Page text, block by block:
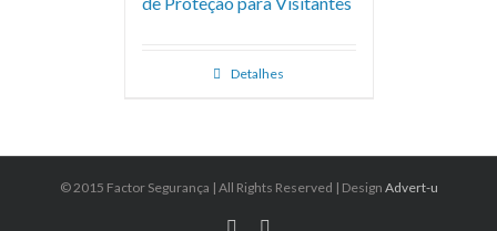
Detalhes
© 2015 Factor Segurança | All Rights Reserved | Design Advert-u